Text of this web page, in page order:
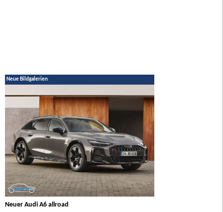
Neue Bildgalerien
Neuer Audi A6 allroad